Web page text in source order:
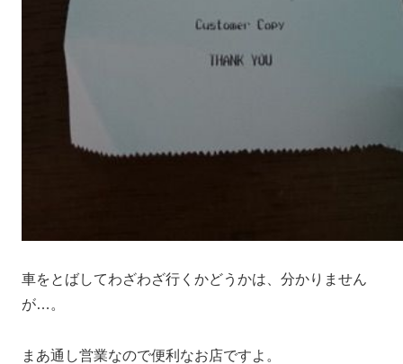
車をとばしてわざわざ行くかどうかは、分かりません
が…。
まあ通し営業なので便利なお店ですよ。